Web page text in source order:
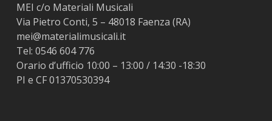
MEI c/o Materiali Musicali
Via Pietro Conti, 5 – 48018 Faenza (RA)
mei@materialimusicali.it
Tel: 0546 604 776
Orario d’ufficio 10:00 – 13:00 / 14:30 -18:30
PI e CF 01370530394